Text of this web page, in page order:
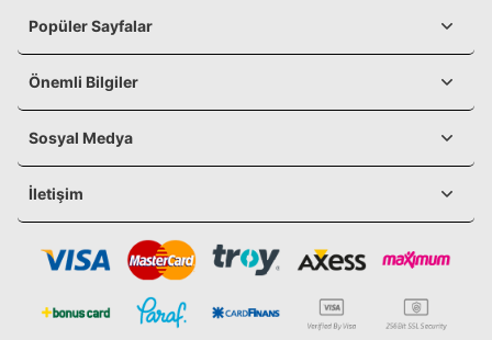
Popüler Sayfalar
Önemli Bilgiler
Sosyal Medya
İletişim